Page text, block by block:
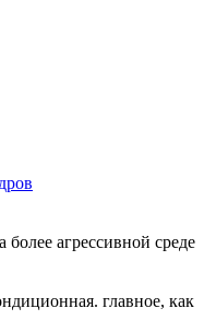
агрессивной среде
главное, как